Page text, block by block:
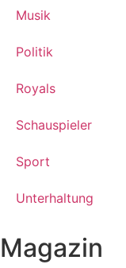
Musik
Politik
Royals
Schauspieler
Sport
Unterhaltung
Magazin